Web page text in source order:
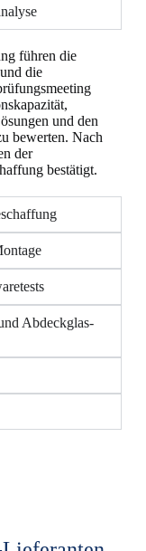
führen die
die
und den
bewerten. Nach
der
bestätigt.
Abdeckglas-